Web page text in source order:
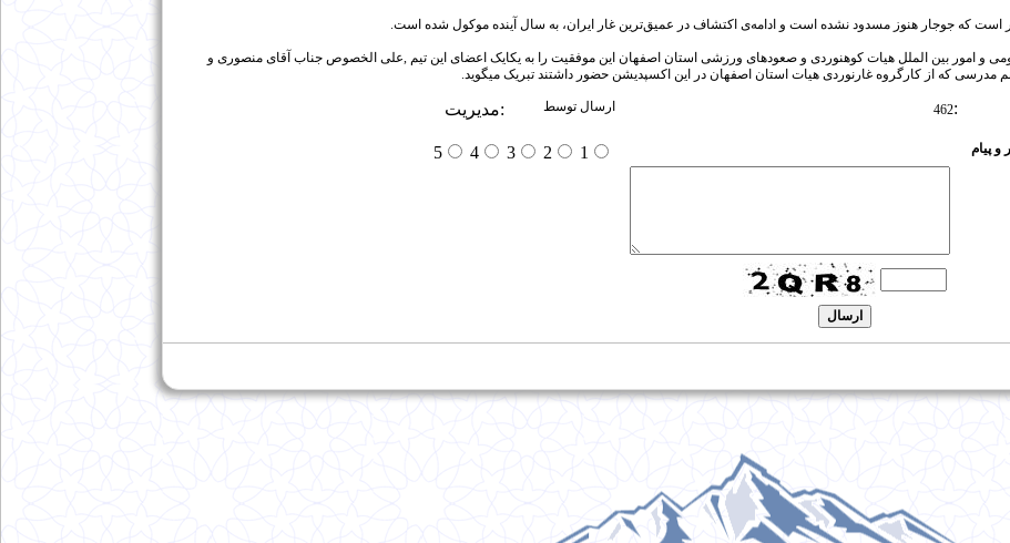
است که جوجار هنوز مسدود نشده است و ادامه‌ی اکتشاف در عمیق‌ترین غار ایران، به سال آینده موکول شده است.
و امور بین الملل هیات کوهنوردی و صعودهای ورزشی استان اصفهان این موفقیت را به یکایک اعضای این تیم ,علی الخصوص جناب آقای منصوری و
مدرسی که از کارگروه غارنوردی هیات استان اصفهان در این اکسپدیشن حضور داشتند تبریک میگوید.
:
462 ارسال توسط :مدیریت
و پیام 1
2
3
4
5